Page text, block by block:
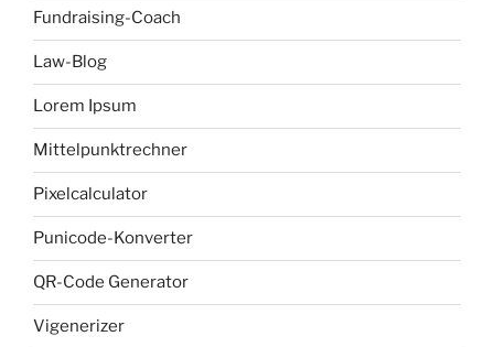
Fundraising-Coach
Law-Blog
Lorem Ipsum
Mittelpunktrechner
Pixelcalculator
Punicode-Konverter
QR-Code Generator
Vigenerizer